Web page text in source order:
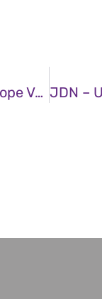
JDN – L’Europe Veut Une IA Éthique : Très Bien. Mais Comment La Rendre Possible ?